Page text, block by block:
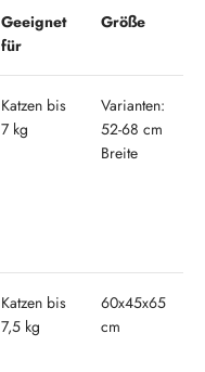
Geeignet
für
Größe
Katzen bis
7 kg
Varianten:
52-68 cm
Breite
Katzen bis
7,5 kg
60x45x65
cm